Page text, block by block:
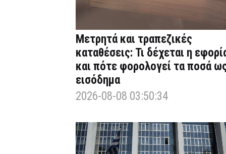
Μετρητά και τραπεζικές
καταθέσεις: Τι δέχεται η
και πότε φορολογεί τα ποσά
εισόδημα
2026-08-08 03:50:34